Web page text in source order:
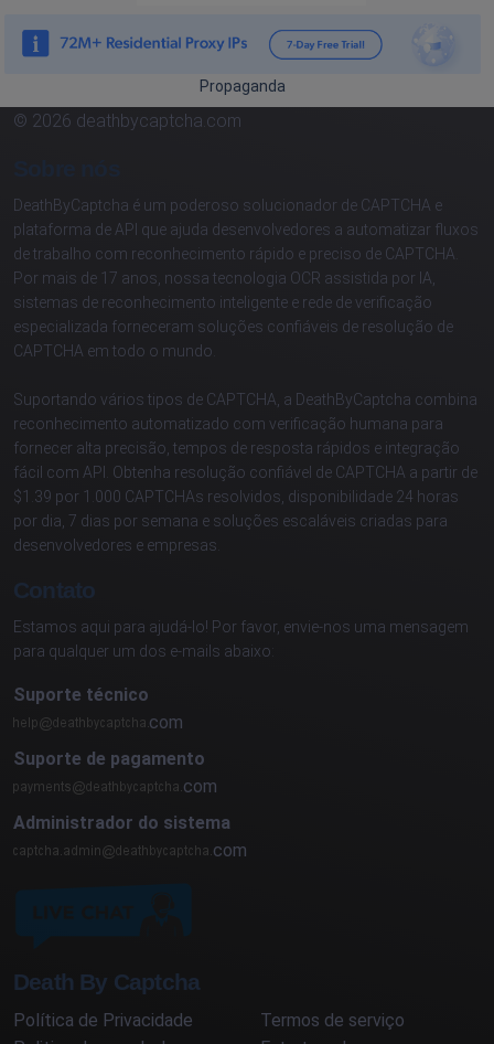
Propaganda
© 2026 deathbycaptcha.com
DeathByCaptcha é um poderoso solucionador de CAPTCHA e
plataforma de API que ajuda desenvolvedores a automatizar fluxos
de trabalho com reconhecimento rápido e preciso de CAPTCHA.
Por mais de 17 anos, nossa tecnologia OCR assistida por IA,
sistemas de reconhecimento inteligente e rede de verificação
especializada forneceram soluções confiáveis de resolução de
CAPTCHA em todo o mundo.
Suportando vários tipos de CAPTCHA, a DeathByCaptcha combina
reconhecimento automatizado com verificação humana para
fornecer alta precisão, tempos de resposta rápidos e integração
fácil com API. Obtenha resolução confiável de CAPTCHA a partir de
$1.39 por 1.000 CAPTCHAs resolvidos, disponibilidade 24 horas
por dia, 7 dias por semana e soluções escaláveis criadas para
desenvolvedores e empresas.
Contato
Estamos aqui para ajudá-lo! Por favor, envie-nos uma mensagem
para qualquer um dos e-mails abaixo:
Suporte técnico
com
Suporte de pagamento
com
Administrador do sistema
com
Death By Captcha
Política de Privacidade
Termos de serviço